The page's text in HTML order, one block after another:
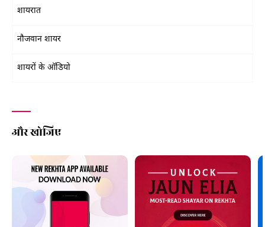
शायरात
नौजवान शायर
शायरों के ऑडियो
और खोजिए